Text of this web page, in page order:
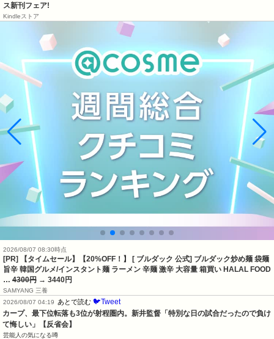
ス新刊フェア!
Kindleストア
2026/08/07 08:30時点
[PR] 【タイムセール】【20%OFF！】 [ ブルダック 公式] ブルダック炒め麺 袋麺
旨辛 韓国グルメ/インスタント麺 ラーメン 辛麺 激辛 大容量 箱買い HALAL FOOD
… 4300円 → 3440円
SAMYANG 三養
2026/08/07 04:19
あとで読む 🐦Tweet
カープ、最下位転落も3位が射程圏内。新井監督「特別な日の試合だったので負け
て悔しい」【反省会】
芸能人の気になる噂